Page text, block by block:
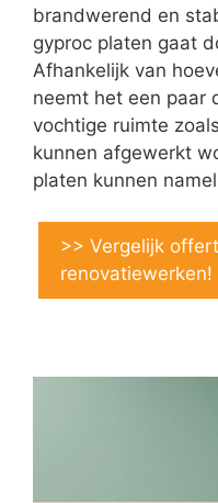
brandwerend en
gyproc platen gaat
Afhankelijk van
neemt het een paar
vochtige ruimte
kunnen afgewerkt
platen kunnen
>> Vergelijk
renovatiewerken!